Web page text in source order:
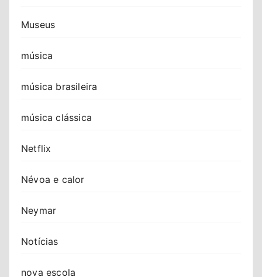
Museus
música
música brasileira
música clássica
Netflix
Névoa e calor
Neymar
Notícias
nova escola